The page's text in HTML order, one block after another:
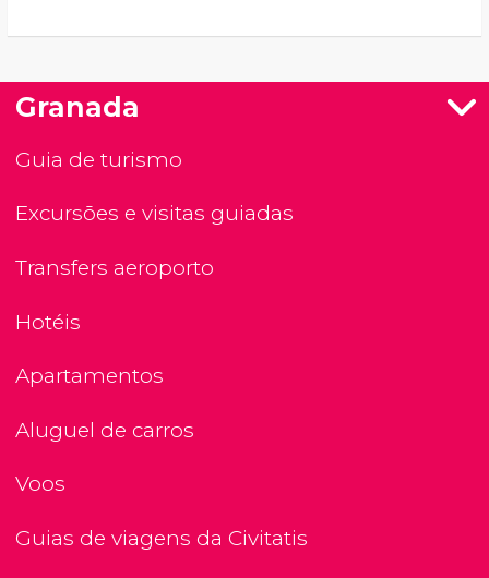
Granada
Guia de turismo
Excursões e visitas guiadas
Transfers aeroporto
Hotéis
Apartamentos
Aluguel de carros
Voos
Guias de viagens da Civitatis